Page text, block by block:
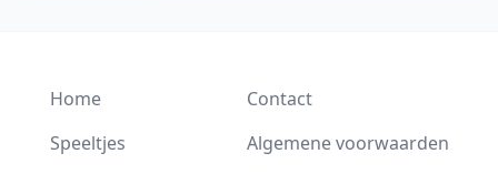
Home
Speeltjes
Contact
Algemene voorwaarden